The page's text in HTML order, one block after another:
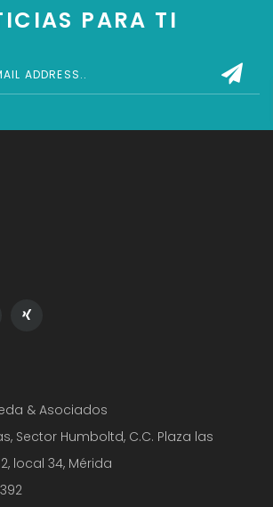
PARA TI
& Asociados
Sector Humboltd, C.C. Plaza las
local 34, Mérida